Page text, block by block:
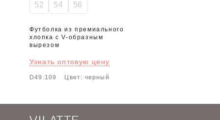
52 54 56
Футболка из премиального
хлопка с V-образным
вырезом
Узнать оптовую цену
D49.109 Цвет: черный